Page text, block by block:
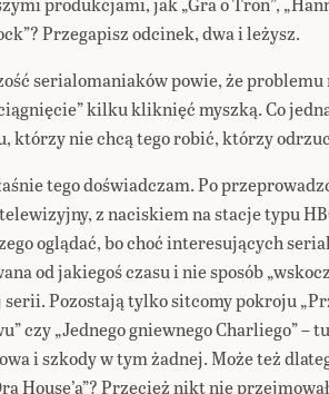
Przegapisz odcinek, dwa i leżysz.
serialomaniaków powie, że problemu
kilku kliknięć myszką. Co
którzy nie chcą tego robić, którzy
tego doświadczam. Po
z naciskiem na stacje typu
oglądać, bo choć interesujących
od jakiegoś czasu i nie sposób
Pozostają tylko sitcomy pokroju
czy „Jednego gniewnego Charliego” –
i szkody w tym żadnej. Może też
House’a”? Przecież nikt nie